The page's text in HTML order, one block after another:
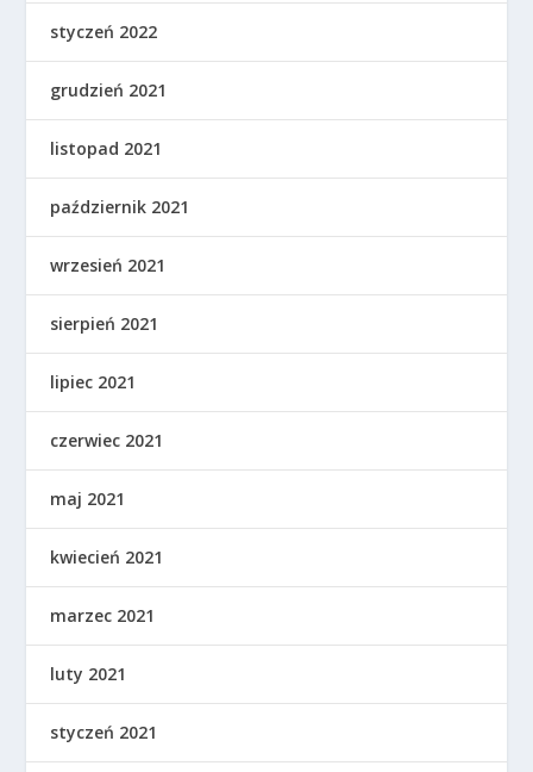
styczeń 2022
grudzień 2021
listopad 2021
październik 2021
wrzesień 2021
sierpień 2021
lipiec 2021
czerwiec 2021
maj 2021
kwiecień 2021
marzec 2021
luty 2021
styczeń 2021